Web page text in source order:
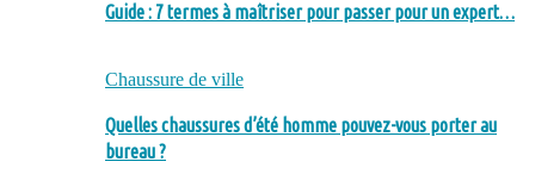
Guide : 7 termes à maîtriser pour passer pour un expert…
Chaussure de ville
Quelles chaussures d’été homme pouvez-vous porter au
bureau ?